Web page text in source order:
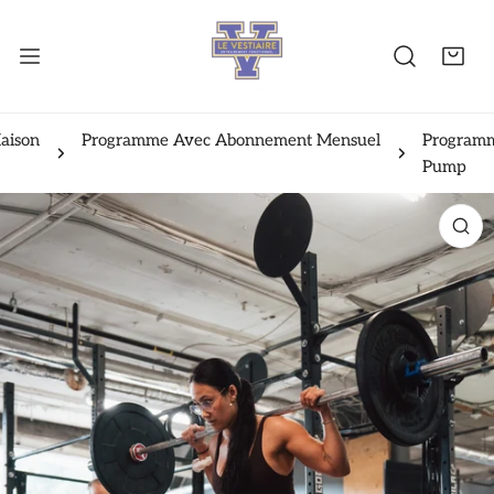
Programme Avec Abonnement Mensuel
Pump
SUR LE PRODUIT